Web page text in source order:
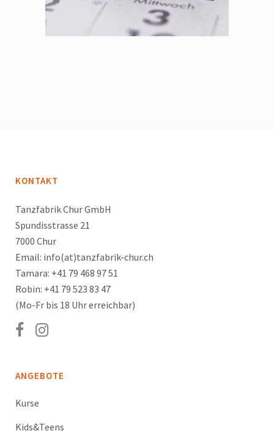
KONTAKT
Tanzfabrik Chur GmbH
Spundisstrasse 21
7000 Chur
Email: info(at)tanzfabrik-chur.ch
Tamara: +41 79 468 97 51
Robin: +41 79 523 83 47
(Mo-Fr bis 18 Uhr erreichbar)
ANGEBOTE
Kurse
Kids&Teens